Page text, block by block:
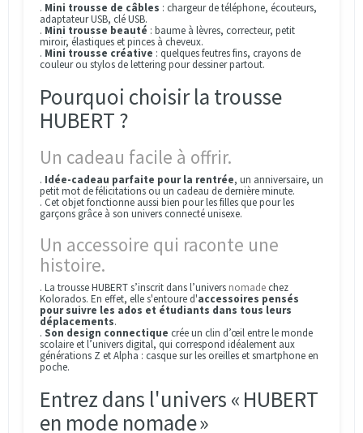
. Mini trousse de câbles : chargeur de téléphone, écouteurs,
adaptateur USB, clé USB.
. Mini trousse beauté : baume à lèvres, correcteur, petit
miroir, élastiques et pinces à cheveux.
. Mini trousse créative : quelques feutres fins, crayons de
couleur ou stylos de lettering pour dessiner partout.
Pourquoi choisir la trousse
HUBERT ?
Un cadeau facile à offrir.
. Idée-cadeau parfaite pour la rentrée, un anniversaire, un
petit mot de félicitations ou un cadeau de dernière minute.
. Cet objet fonctionne aussi bien pour les filles que pour les
garçons grâce à son univers connecté unisexe.
Un accessoire qui raconte une
histoire.
. La trousse HUBERT s’inscrit dans l’univers nomade chez
Kolorados. En effet, elle s'entoure d'accessoires pensés
pour suivre les ados et étudiants dans tous leurs
déplacements.
. Son design connectique crée un clin d’œil entre le monde
scolaire et l’univers digital, qui correspond idéalement aux
générations Z et Alpha : casque sur les oreilles et smartphone en
poche.
Entrez dans l'univers « HUBERT
en mode nomade »